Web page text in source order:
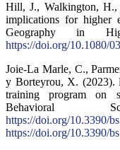
Hill, J., Walkington, H.,
implications for higher
Geography in
https://doi.org/10.1080/
Joie-La Marle, C.,
y Borteyrou, X. (2023).
training program on
Behavioral
https://doi.org/10.3390/
https://doi.org/10.3390/